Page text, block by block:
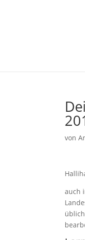
von
auch